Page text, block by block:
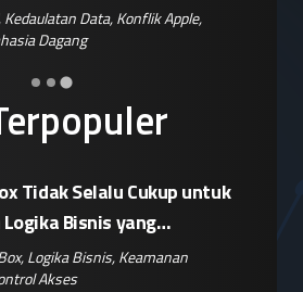
Tidak Selalu Cukup untuk
Bisnis yang
,Logika Bisnis,Keamanan
Akses
,Kebijakan AS,Retaliasi China
Pasok